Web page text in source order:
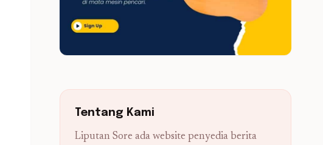
Tentang Kami
Liputan Sore ada website penyedia berita